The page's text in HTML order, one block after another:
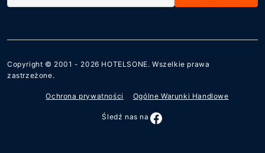
Copyright © 2001 - 2026 HOTELSONE. Wszelkie prawa
zastrzeżone.
Ochrona prywatności Ogólne Warunki Handlowe
Śledź nas na